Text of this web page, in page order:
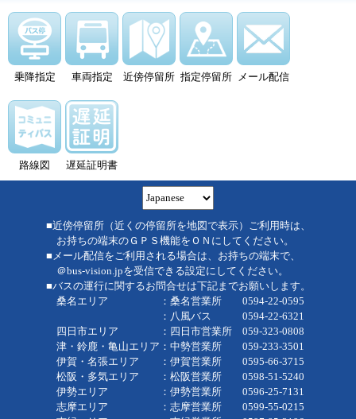
乗降指定 車両指定 近傍停留所 指定停留所 メール配信
路線図 遅延証明書
■近傍停留所（近くの停留所を地図で表示）ご利用時は、
お持ちの端末のＧＰＳ機能をＯＮにしてください。
■メール配信をご利用される場合は、お持ちの端末で、
＠bus-vision.jpを受信できる設定にしてください。
■バスの運行に関するお問合せは下記までお願いします。
桑名エリア ：桑名営業所 0594-22-0595
：八風バス 0594-22-6321
四日市エリア ：四日市営業所 059-323-0808
津・鈴鹿・亀山エリア：中勢営業所 059-233-3501
伊賀・名張エリア ：伊賀営業所 0595-66-3715
松阪・多気エリア ：松阪営業所 0598-51-5240
伊勢エリア ：伊勢営業所 0596-25-7131
志摩エリア ：志摩営業所 0599-55-0215